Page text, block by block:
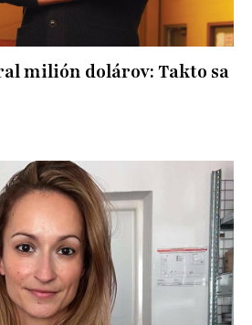
milión dolárov: Takto sa